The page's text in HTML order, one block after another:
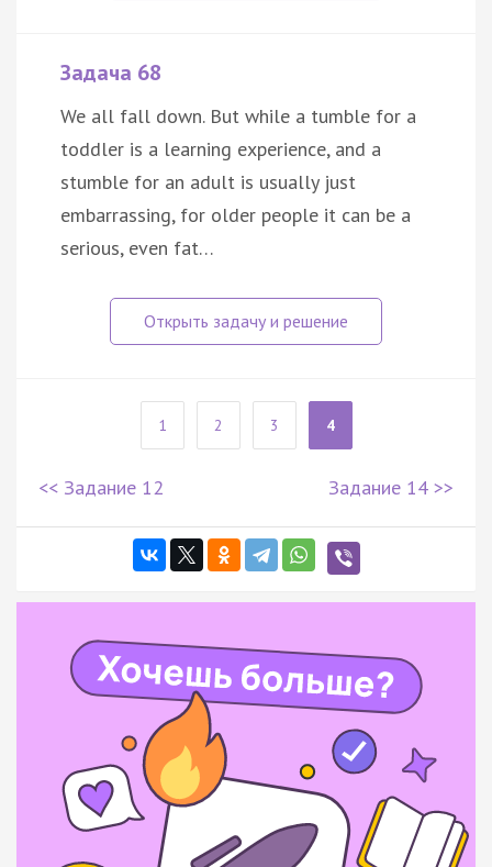
Задача 68
We all fall down. But while a tumble for a
toddler is a learning experience, and a
stumble for an adult is usually just
embarrassing, for older people it can be a
serious, even fat…
1 2 3 4
<< Задание 12 Задание 14 >>